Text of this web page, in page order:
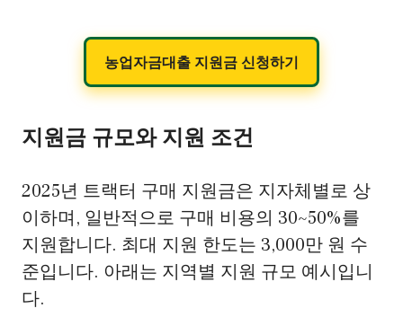
농업자금대출 지원금 신청하기
지원금 규모와 지원 조건
2025년 트랙터 구매 지원금은 지자체별로 상
이하며, 일반적으로 구매 비용의 30~50%를
지원합니다. 최대 지원 한도는 3,000만 원 수
준입니다. 아래는 지역별 지원 규모 예시입니
다.